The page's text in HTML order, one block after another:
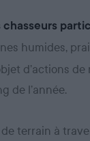
chasseurs
humides,
d’actions
de l’année.
terrain à